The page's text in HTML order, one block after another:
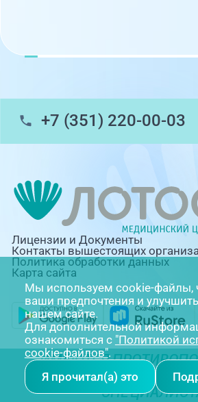
+7 (351) 220-00-03
Лицензии и Документы
Контакты вышестоящих
Политика обработки данных
Карта сайта
ИМЕЮТСЯ
НЕОБХОДИМА
Мы используем cookie-файлы,
ваши предпочтения и
нашем сайте.
Для дополнительной
ознакомиться с "Политикой
cookie-файлов".
Я прочитал(а) это